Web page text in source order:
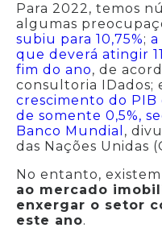
Para 2022, temos
algumas
subiu para 10,75%;
que deverá atingir
fim do ano, de
consultoria IDados;
crescimento do PIB
de somente 0,5%,
Banco Mundial ,
das Nações Unidas
No entanto,
ao mercado
enxergar o setor
este ano.